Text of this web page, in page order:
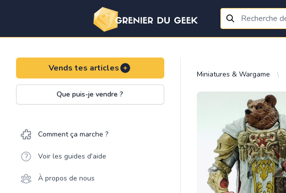
Vends tes articles
Que puis-je vendre ?
Comment ça marche ?
Voir les guides d'aide
À propos de nous
Miniatures & Wargame